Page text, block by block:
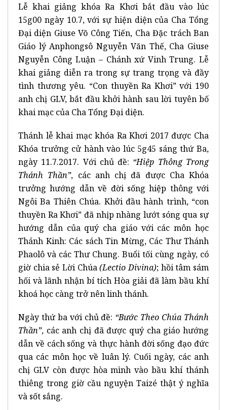
Lễ khai giảng khóa Ra Khơi bắt đầu vào lúc
15g00 ngày 10.7, với sự hiện diện của Cha Tổng
Đại diện Giuse Võ Công Tiến, Cha Đặc trách Ban
Giáo lý Anphongsô Nguyễn Văn Thế, Cha Giuse
Nguyễn Công Luận – Chánh xứ Vinh Trung. Lễ
khai giảng diễn ra trong sự trang trọng và đầy
tình thương yêu. “Con thuyền Ra Khơi” với 190
anh chị GLV, bắt đầu khởi hành sau lời tuyên bố
khai mạc của Cha Tổng Đại diện.
Thánh lễ khai mạc khóa Ra Khơi 2017 được Cha
Khóa trưởng cử hành vào lúc 5g45 sáng thứ Ba,
ngày 11.7.2017. Với chủ đề: “Hiệp Thông Trong
Thánh Thần”, các anh chị đã được Cha Khóa
trưởng hướng dẫn về đời sống hiệp thông với
Ngôi Ba Thiên Chúa. Khởi đầu hành trình, “con
thuyền Ra Khơi” đã nhịp nhàng lướt sóng qua sự
hướng dẫn của quý cha giáo với các môn học
Thánh Kinh: Các sách Tin Mừng, Các Thư Thánh
Phaolô và các Thư Chung. Buổi tối cùng ngày, có
giờ chia sẻ Lời Chúa(Lectio Divina); hồi tâm sám
hối và lãnh nhận bí tích Hòa giải đã làm bầu khí
khoá học càng trở nên linh thánh.
Ngày thứ ba với chủ đề: “Bước Theo Chúa Thánh
Thần”, các anh chị đã được quý cha giáo hướng
dẫn về cách sống và thực hành đời sống đạo đức
qua các môn học về luân lý. Cuối ngày, các anh
chị GLV còn được hòa mình vào bầu khí thánh
thiêng trong giờ cầu nguyện Taizé thật ý nghĩa
và sốt sắng.